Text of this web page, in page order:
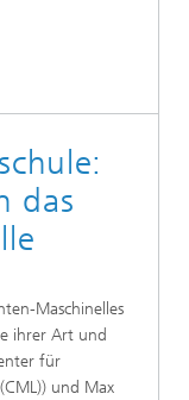
das
Maschinelles
ihrer Art und
für
und Max